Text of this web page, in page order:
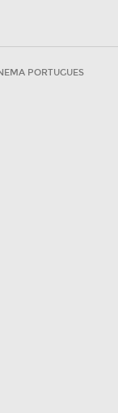
PORTUGUES